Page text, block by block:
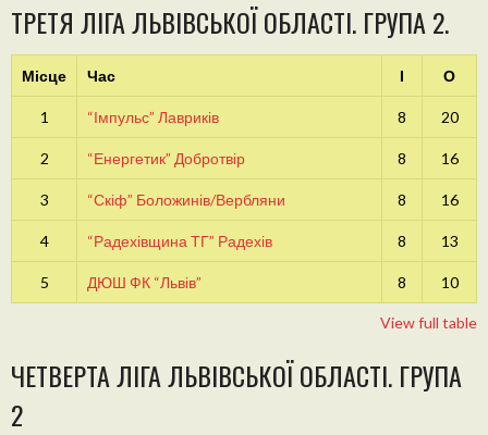
ТРЕТЯ ЛІГА ЛЬВІВСЬКОЇ ОБЛАСТІ. ГРУПА 2.
Місце Час І О
1 “Імпульс” Лавриків 8 20
2 “Енергетик” Добротвір 8 16
3 “Скіф” Боложинів/Вербляни 8 16
4 “Радехівщина ТГ” Радехів 8 13
5 ДЮШ ФК “Львів” 8 10
View full table
ЧЕТВЕРТА ЛІГА ЛЬВІВСЬКОЇ ОБЛАСТІ. ГРУПА
2